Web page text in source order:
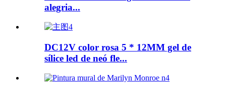
alegria...
DC12V color rosa 5 * 12MM gel de
sílice led de neó fle...